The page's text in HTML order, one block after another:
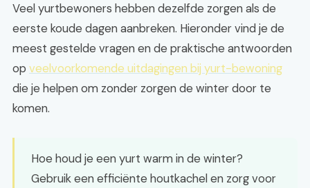
Veel yurtbewoners hebben dezelfde zorgen als de
eerste koude dagen aanbreken. Hieronder vind je de
meest gestelde vragen en de praktische antwoorden
op veelvoorkomende uitdagingen bij yurt-bewoning
die je helpen om zonder zorgen de winter door te
komen.
Hoe houd je een yurt warm in de winter?
Gebruik een efficiënte houtkachel en zorg voor